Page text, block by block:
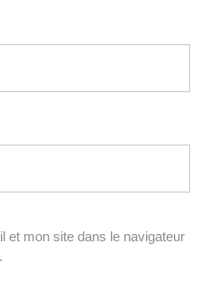
et mon site dans le navigateur